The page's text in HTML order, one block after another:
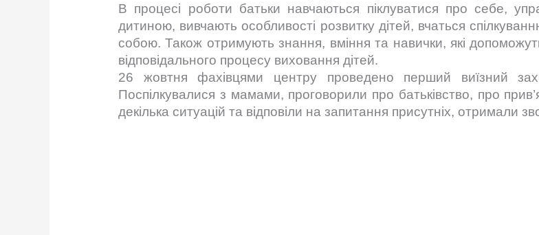
В процесі роботи батьки навчаються піклуватися про себе,
дитиною, вивчають особливості розвитку дітей, вчаться
собою. Також отримують знання, вміння та навички, які
відповідального процесу виховання дітей.
26 жовтня фахівцями центру проведено перший виїзний
Поспілкувалися з мамами, проговорили про батьківство, про
декілька ситуацій та відповіли на запитання присутніх, отримали